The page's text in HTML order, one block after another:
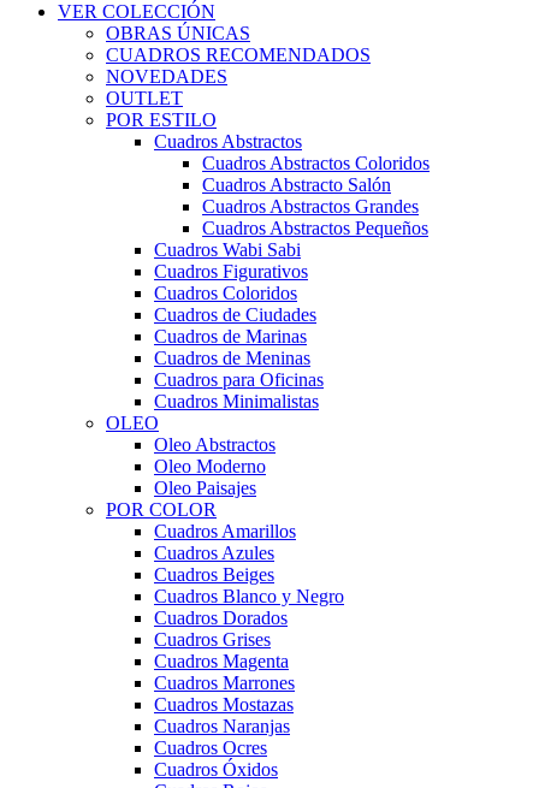
VER COLECCIÓN
OBRAS ÚNICAS
CUADROS RECOMENDADOS
NOVEDADES
OUTLET
POR ESTILO
Cuadros Abstractos
Cuadros Abstractos Coloridos
Cuadros Abstracto Salón
Cuadros Abstractos Grandes
Cuadros Abstractos Pequeños
Cuadros Wabi Sabi
Cuadros Figurativos
Cuadros Coloridos
Cuadros de Ciudades
Cuadros de Marinas
Cuadros de Meninas
Cuadros para Oficinas
Cuadros Minimalistas
OLEO
Oleo Abstractos
Oleo Moderno
Oleo Paisajes
POR COLOR
Cuadros Amarillos
Cuadros Azules
Cuadros Beiges
Cuadros Blanco y Negro
Cuadros Dorados
Cuadros Grises
Cuadros Magenta
Cuadros Marrones
Cuadros Mostazas
Cuadros Naranjas
Cuadros Ocres
Cuadros Óxidos